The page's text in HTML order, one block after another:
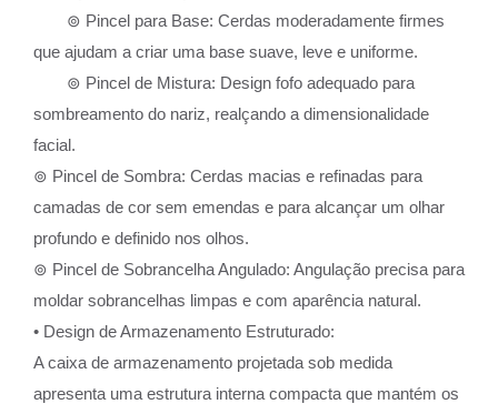
⊚ Pincel para Base: Cerdas moderadamente firmes
que ajudam a criar uma base suave, leve e uniforme.
⊚ Pincel de Mistura: Design fofo adequado para
sombreamento do nariz, realçando a dimensionalidade
facial.
⊚ Pincel de Sombra: Cerdas macias e refinadas para
camadas de cor sem emendas e para alcançar um olhar
profundo e definido nos olhos.
⊚ Pincel de Sobrancelha Angulado: Angulação precisa para
moldar sobrancelhas limpas e com aparência natural.
• Design de Armazenamento Estruturado:
A caixa de armazenamento projetada sob medida
apresenta uma estrutura interna compacta que mantém os